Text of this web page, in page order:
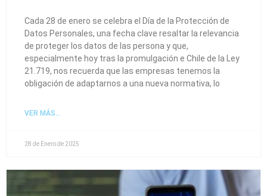
Cada 28 de enero se celebra el Día de la Protección de
Datos Personales, una fecha clave resaltar la relevancia
de proteger los datos de las persona y que,
especialmente hoy tras la promulgación e Chile de la Ley
21.719, nos recuerda que las empresas tenemos la
obligación de adaptarnos a una nueva normativa, lo
VER MÁS...
28 de Enero de 2025